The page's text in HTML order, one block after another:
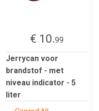
€ 10.99
Jerrycan voor
brandstof - met
niveau indicator - 5
liter